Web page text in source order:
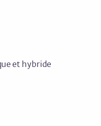
et hybride